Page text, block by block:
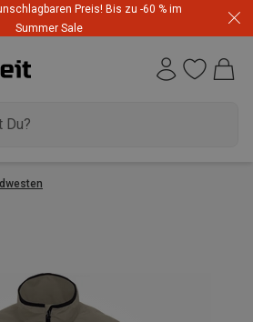
Preis! Bis zu -60 % im
Summer Sale